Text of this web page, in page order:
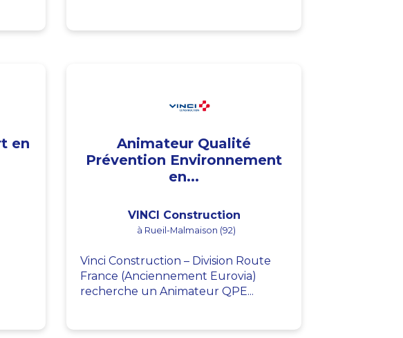
en
Animateur Qualité
Prévention Environnement
en...
VINCI Construction
à Rueil-Malmaison (92)
Vinci Construction – Division Route
France (Anciennement Eurovia)
recherche un Animateur QPE...